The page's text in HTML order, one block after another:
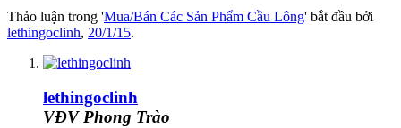
Thảo luận trong 'Mua/Bán Các Sản Phẩm Cầu Lông' bắt đầu bởi
lethingoclinh, 20/1/15.
lethingoclinh
VĐV Phong Trào